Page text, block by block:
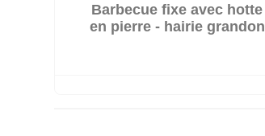
Barbecue fixe avec hotte
en pierre - hairie grandon